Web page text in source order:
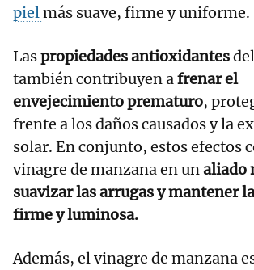
piel más suave, firme y uniforme.
Laspropiedades antioxidantes
también contribuyen a frenar el
envejecimiento prematuro,
frente a los daños causados y la
solar. En conjunto, estos efectos
vinagre de manzana en un aliado
suavizar las arrugas y mantener
firme y luminosa.
Además, el vinagre de manzana